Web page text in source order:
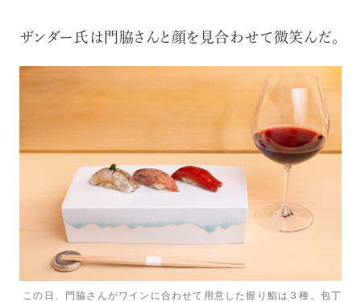
ザンダー氏は門脇さんと顔を見合わせて微笑んだ。
この日、門脇さんがワインに合わせて用意した握り鮨は３種。包丁